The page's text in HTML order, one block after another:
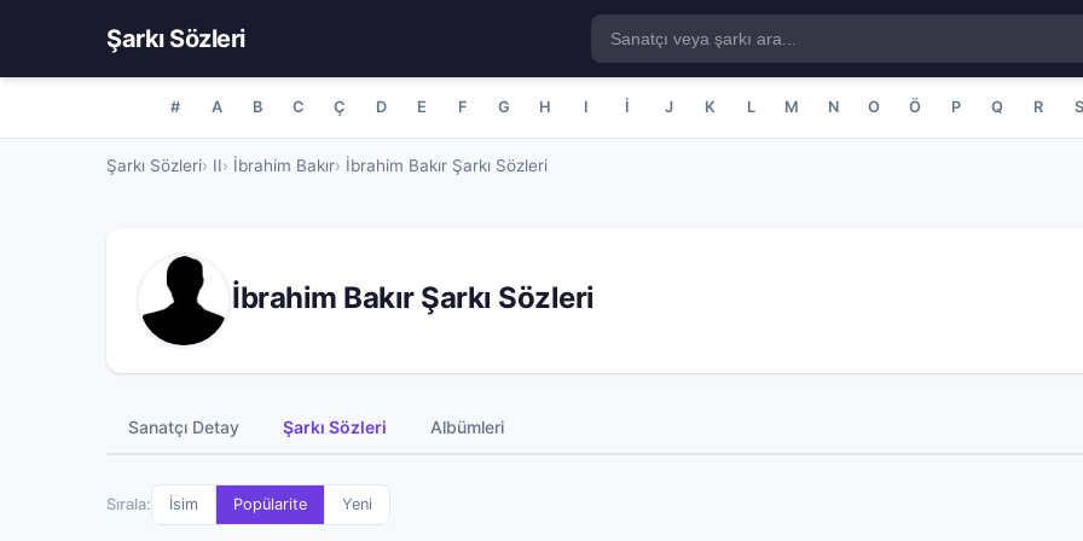
Şarkı Sözleri
# A B C Ç D E F G H I İ J K L M N O Ö P Q R S
Şarkı Sözleri II İbrahim Bakır İbrahim Bakır Şarkı Sözleri
İbrahim Bakır Şarkı Sözleri
Sanatçı Detay Şarkı Sözleri Albümleri
Sırala: İsim Popülarite Yeni